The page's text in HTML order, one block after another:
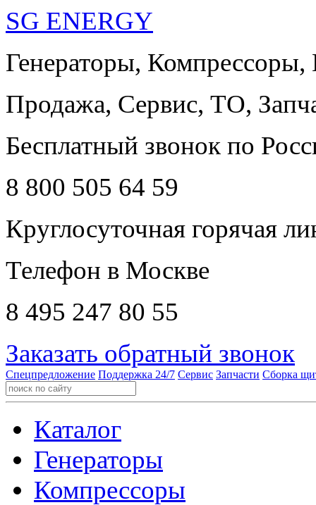
SG ENERGY
Генераторы,
Продажа, Сервис, ТО,
Бесплатный звонок по
8 800 505 64 59
Круглосуточная горячая
Телефон в Москве
8 495 247 80 55
Заказать обратный звонок
Спецпредложение Поддержка 24/7 Сервис Запчасти Сборка
Каталог
Генераторы
Компрессоры